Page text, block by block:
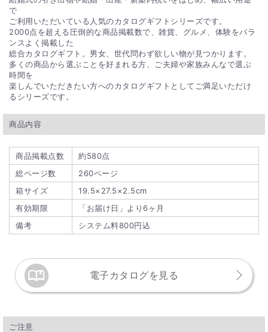
▼詳しくはこちらをご覧ください。
※一部対象外の商品がございます。
Q. 直送でギフトを贈ったとき、価格がわかるようなも
のは入っていますか？
直送ギフトの場合、贈り先様へ商品明細書等が送られることは
ございません。ご安心ください。
で
ご利用いただいている人気のカタログギフトシリーズです。
2000点を超える圧倒的な商品掲載数で、雑貨、グルメ、体験をバラ
ンスよく掲載した
総合カタログギフト。男女、世代問わず欲しい物が見つかります。
多くの商品から選ぶことを好まれる方、ご夫婦や家族みんなで選ぶ
時間を
楽しんでいただきたい方へのカタログギフトとしてご満足いただけ
るシリーズです。
商品内容
商品掲載点数
約580点
総ページ数
260ページ
箱サイズ
19.5×27.5×2.5cm
有効期限
「お届け日」より6ヶ月
備考
システム料800円込
電子カタログを見る
ご注意